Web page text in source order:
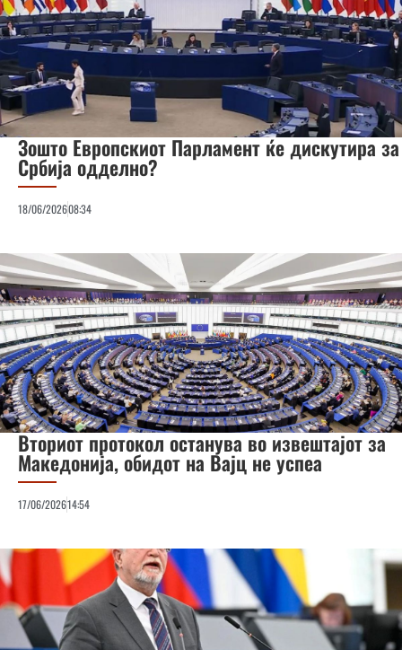
Зошто Европскиот Парламент ќе дискутира за
Србија одделно?
18/06/202608:34
Вториот протокол останува во извештајот за
Македонија, обидот на Вајц не успеа
17/06/202614:54